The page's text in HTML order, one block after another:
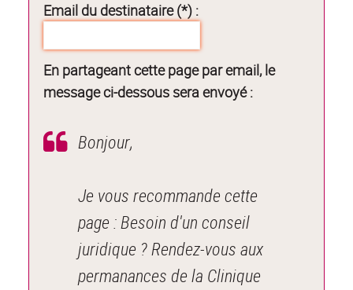
Email du destinataire (*) :
En partageant cette page par email, le
message ci-dessous sera envoyé :
Bonjour,
Je vous recommande cette
page : Besoin d'un conseil
juridique ? Rendez-vous aux
permanances de la Clinique